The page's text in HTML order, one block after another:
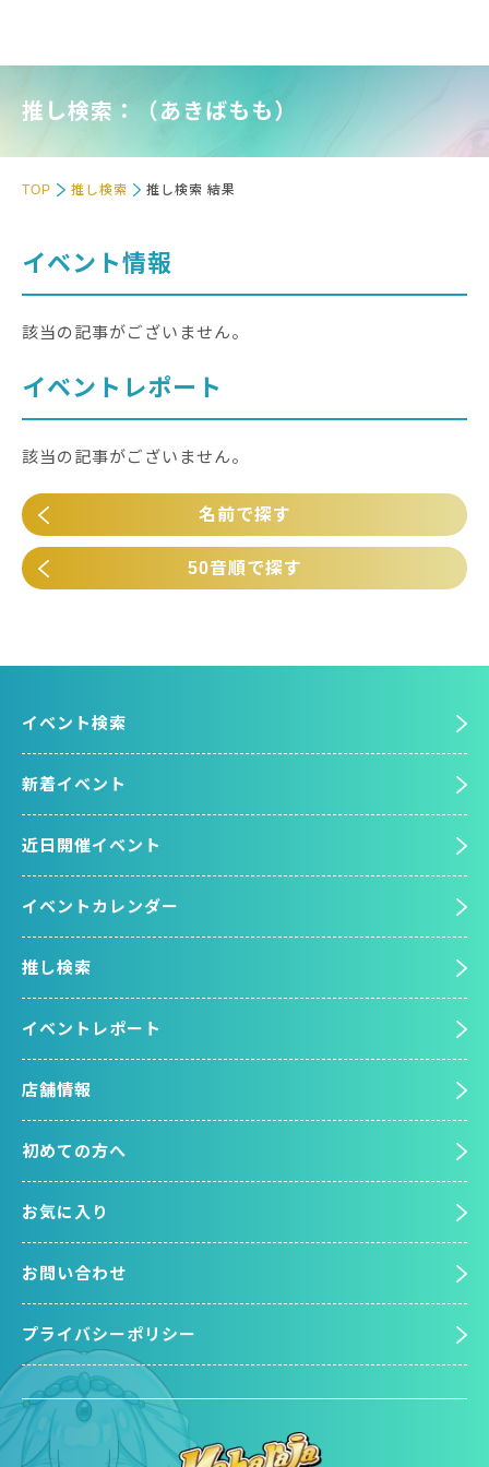
推し検索：（あきばもも）
TOP 推し検索 推し検索 結果
イベント情報
該当の記事がございません。
イベントレポート
該当の記事がございません。
名前で探す
50音順で探す
イベント検索
新着イベント
近日開催イベント
イベントカレンダー
推し検索
イベントレポート
店舗情報
初めての方へ
お気に入り
お問い合わせ
プライバシーポリシー